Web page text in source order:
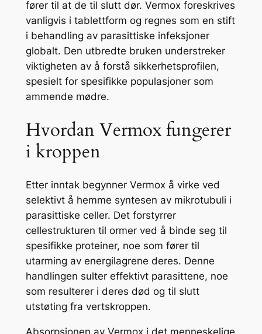
fører til at de til slutt dør. Vermox foreskrives
vanligvis i tablettform og regnes som en stift
i behandling av parasittiske infeksjoner
globalt. Den utbredte bruken understreker
viktigheten av å forstå sikkerhetsprofilen,
spesielt for spesifikke populasjoner som
ammende mødre.
Hvordan Vermox fungerer
i kroppen
Etter inntak begynner Vermox å virke ved
selektivt å hemme syntesen av mikrotubuli i
parasittiske celler. Det forstyrrer
cellestrukturen til ormer ved å binde seg til
spesifikke proteiner, noe som fører til
utarming av energilagrene deres. Denne
handlingen sulter effektivt parasittene, noe
som resulterer i deres død og til slutt
utstøting fra vertskroppen.